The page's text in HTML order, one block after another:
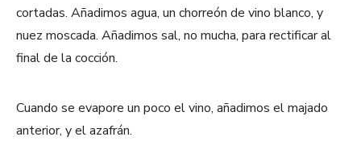
cortadas. Añadimos agua, un chorreón de vino blanco, y
nuez moscada. Añadimos sal, no mucha, para rectificar al
final de la cocción.
Cuando se evapore un poco el vino, añadimos el majado
anterior, y el azafrán.